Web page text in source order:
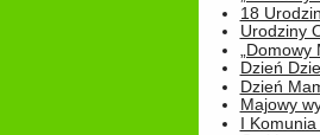
18
Urodziny
Dzień
Dzień
Majowy
I